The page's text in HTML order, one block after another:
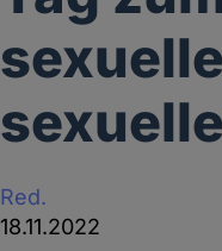
Red.
18.11.2022